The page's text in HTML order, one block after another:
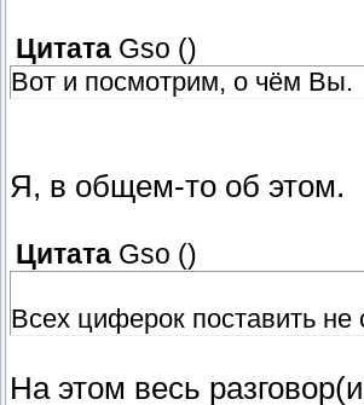
Цитата Gso ()
Вот и посмотрим, о чём Вы.
Я, в общем-то об этом.
Цитата Gso ()
Всех циферок поставить не
На этом весь